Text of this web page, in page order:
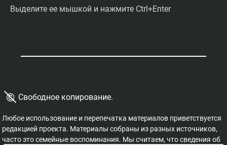
Выделите ее мышкой и нажмите Ctrl+Enter
© Свободное копирование.
Любое использование и перепечатка материалов приветствуется
редакцией проекта. Материалы собраны из разных источников,
часто это семейные воспоминания. Мы считаем, что сведения об